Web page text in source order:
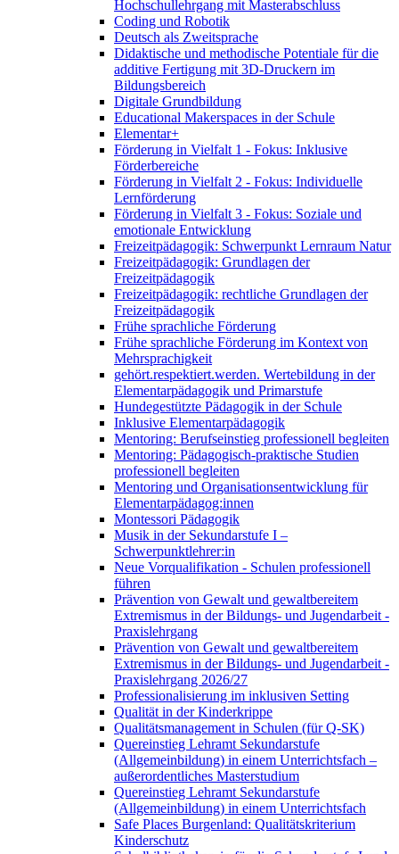
Hochschullehrgang mit Masterabschluss
Coding und Robotik
Deutsch als Zweitsprache
Didaktische und methodische Potentiale für die
additive Fertigung mit 3D-Druckern im
Bildungsbereich
Digitale Grundbildung
Educational Makerspaces in der Schule
Elementar+
Förderung in Vielfalt 1 - Fokus: Inklusive
Förderbereiche
Förderung in Vielfalt 2 - Fokus: Individuelle
Lernförderung
Förderung in Vielfalt 3 - Fokus: Soziale und
emotionale Entwicklung
Freizeitpädagogik: Schwerpunkt Lernraum Natur
Freizeitpädagogik: Grundlagen der
Freizeitpädagogik
Freizeitpädagogik: rechtliche Grundlagen der
Freizeitpädagogik
Frühe sprachliche Förderung
Frühe sprachliche Förderung im Kontext von
Mehrsprachigkeit
gehört.respektiert.werden. Wertebildung in der
Elementarpädagogik und Primarstufe
Hundegestützte Pädagogik in der Schule
Inklusive Elementarpädagogik
Mentoring: Berufseinstieg professionell begleiten
Mentoring: Pädagogisch-praktische Studien
professionell begleiten
Mentoring und Organisationsentwicklung für
Elementarpädagog:innen
Montessori Pädagogik
Musik in der Sekundarstufe I –
Schwerpunktlehrer:in
Neue Vorqualifikation - Schulen professionell
führen
Prävention von Gewalt und gewaltbereitem
Extremismus in der Bildungs- und Jugendarbeit -
Praxislehrgang
Prävention von Gewalt und gewaltbereitem
Extremismus in der Bildungs- und Jugendarbeit -
Praxislehrgang 2026/27
Professionalisierung im inklusiven Setting
Qualität in der Kinderkrippe
Qualitätsmanagement in Schulen (für Q-SK)
Quereinstieg Lehramt Sekundarstufe
(Allgemeinbildung) in einem Unterrichtsfach –
außerordentliches Masterstudium
Quereinstieg Lehramt Sekundarstufe
(Allgemeinbildung) in einem Unterrichtsfach
Safe Places Burgenland: Qualitätskriterium
Kinderschutz